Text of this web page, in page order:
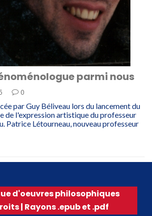
parmi nous
0
par Guy Béliveau lors du lancement du
de l'expression artistique du professeur
Patrice Létourneau, nouveau professeur
d'oeuvres philosophiques
| Rayons .epub et .pdf